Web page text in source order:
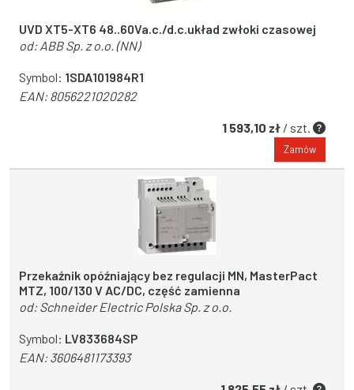
UVD XT5-XT6 48..60Va.c./d.c.układ zwłoki czasowej
od: ABB Sp. z o.o. (NN)
Symbol: 1SDA101984R1
EAN:8056221020282
1 593,10 zł / szt.
Zamów
Przekaźnik opóźniający bez regulacji MN, MasterPact
MTZ, 100/130 V AC/DC, część zamienna
od:Schneider Electric Polska Sp. z o.o.
Symbol: LV833684SP
EAN:3606481173393